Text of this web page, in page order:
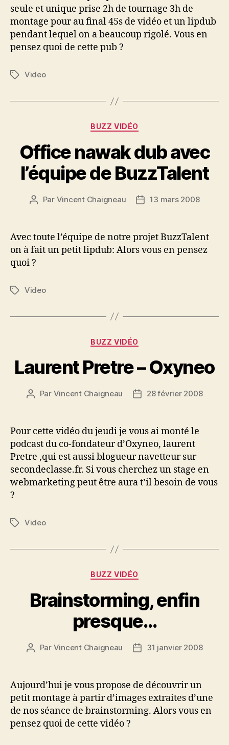
seule et unique prise 2h de tournage 3h de
montage pour au final 45s de vidéo et un lipdub
pendant lequel on a beaucoup rigolé. Vous en
pensez quoi de cette pub ?
Étiquettes
Video
Catégories
BUZZ VIDÉO
Office nawak dub avec
l’équipe de BuzzTalent
Auteur
Par Vincent Chaigneau
Date13 mars 2008
Avec toute l’équipe de notre projet BuzzTalent
on à fait un petit lipdub: Alors vous en pensez
quoi ?
Étiquettes
Video
Catégories
BUZZ VIDÉO
Laurent Pretre – Oxyneo
Auteur
Par Vincent Chaigneau
Date28 février 2008
Pour cette vidéo du jeudi je vous ai monté le
podcast du co-fondateur d’Oxyneo, laurent
Pretre ,qui est aussi blogueur navetteur sur
secondeclasse.fr. Si vous cherchez un stage en
webmarketing peut être aura t’il besoin de vous
?
Étiquettes
Video
Catégories
BUZZ VIDÉO
Brainstorming, enfin
presque…
Auteur
Par Vincent Chaigneau
Date31 janvier 2008
Aujourd’hui je vous propose de découvrir un
petit montage à partir d’images extraites d’une
de nos séance de brainstorming. Alors vous en
pensez quoi de cette vidéo ?